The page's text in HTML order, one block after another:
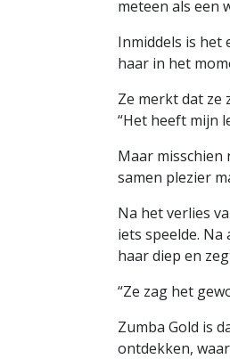
meteen als een
Inmiddels is het
haar in het
Ze merkt dat ze
“Het heeft mijn
Maar misschien
samen plezier
Na het verlies
iets speelde.
haar diep en
“Ze zag het
Zumba Gold is
ontdekken,